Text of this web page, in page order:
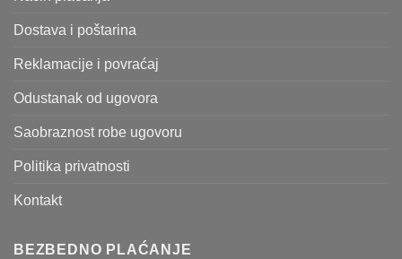
Dostava i poštarina
Reklamacije i povraćaj
Odustanak od ugovora
Saobraznost robe ugovoru
Politika privatnosti
Kontakt
BEZBEDNO PLAĆANJE